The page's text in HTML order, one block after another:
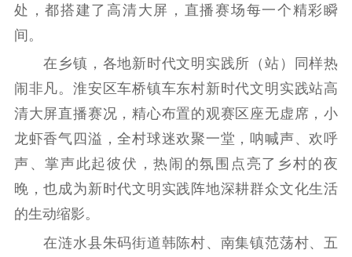
思想政治教育 爱国主义教育
全民国防教育
用
新闻出版
精品出版 全民阅读
出版监管
扫黄打非
电影工作
处，都搭建了高清大屏，直播赛场每一个精彩瞬
间。
在乡镇，各地新时代文明实践所（站）同样热
闹非凡。淮安区车桥镇车东村新时代文明实践站高
清大屏直播赛况，精心布置的观赛区座无虚席，小
龙虾香气四溢，全村球迷欢聚一堂，呐喊声、欢呼
声、掌声此起彼伏，热闹的氛围点亮了乡村的夜
晚，也成为新时代文明实践阵地深耕群众文化生活
的生动缩影。
在涟水县朱码街道韩陈村、南集镇范荡村、五